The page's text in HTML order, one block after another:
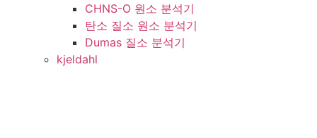
CHNS-O 원소 분석기
탄소 질소 원소 분석기
Dumas 질소 분석기
kjeldahl